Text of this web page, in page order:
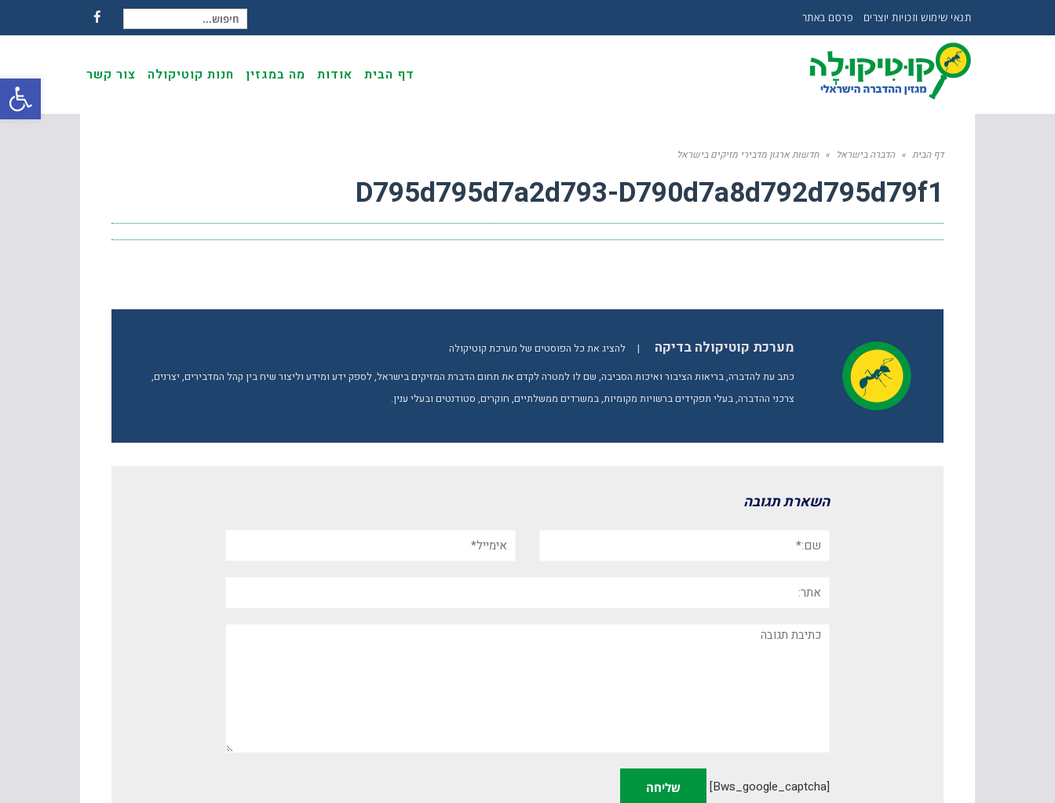
תנאי שימוש וזכויות יוצרים פרסם באתר
חיפוש עבור:
Facebook
דף הבית אודות מה במגזין חנות קוטיקולה צור קשר
דף הבית » הדברה בישראל » חדשות ארגון מדבירי מזיקים בישראל
D795d795d7a2d793-D790d7a8d792d795d79f1
מערכת קוטיקולה בדיקה |
להציג את כל הפוסטים של מערכת קוטיקולה
כתב עת להדברה, בריאות הציבור ואיכות הסביבה, שם לו למטרה לקדם את תחום הדברת המזיקים בישראל, לספק ידע ומידע וליצור שיח בין קהל המדבירים, יצרנים,
צרכני ההדברה, בעלי תפקידים ברשויות מקומיות, במשרדים ממשלתיים, חוקרים, סטודנטים ובעלי ענין.
השארת תגובה
תגובה
[bws_google_captcha]